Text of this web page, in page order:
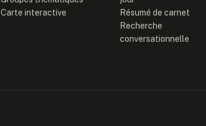
Carte interactive
Résumé de carnet
Recherche
conversationnelle